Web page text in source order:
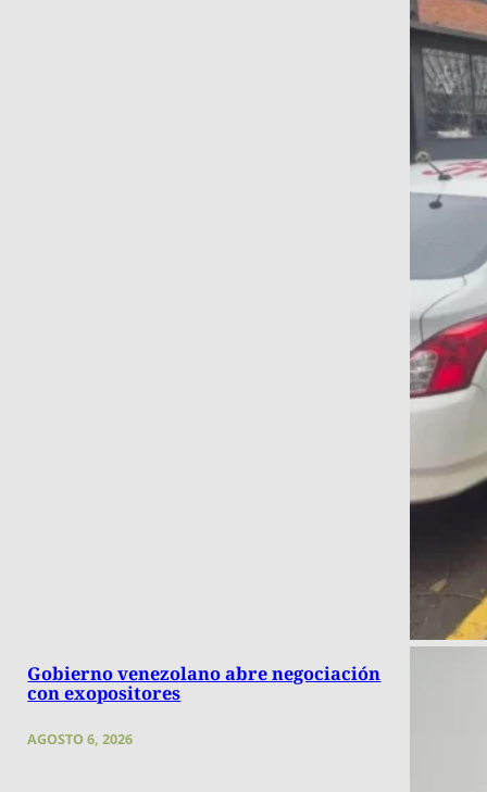
Gobierno venezolano abre negociación
con exopositores
AGOSTO 6, 2026